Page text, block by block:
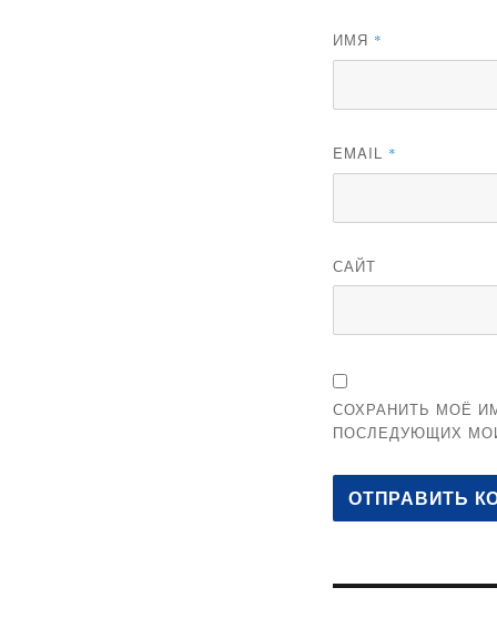
ИМЯ *
EMAIL *
САЙТ
СОХРАНИТЬ МОЁ
ПОСЛЕДУЮЩИХ